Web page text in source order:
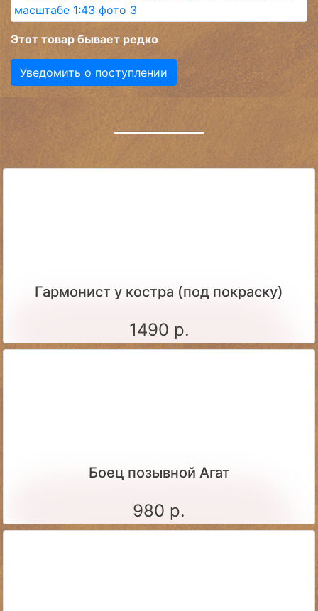
Этот товар бывает редко
Уведомить о поступлении
Гармонист у костра (под покраску)
1490 р.
Боец позывной Агат
980 р.